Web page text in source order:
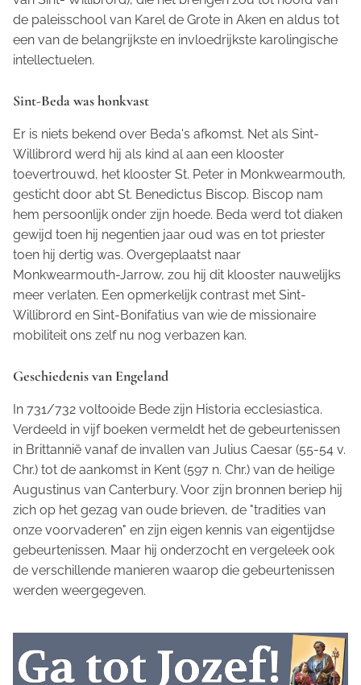
de paleisschool van Karel de Grote in Aken en aldus tot
een van de belangrijkste en invloedrijkste karolingische
intellectuelen.
Sint-Beda was honkvast
Er is niets bekend over Beda's afkomst. Net als Sint-
Willibrord werd hij als kind al aan een klooster
toevertrouwd, het klooster St. Peter in Monkwearmouth,
gesticht door abt St. Benedictus Biscop. Biscop nam
hem persoonlijk onder zijn hoede. Beda werd tot diaken
gewijd toen hij negentien jaar oud was en tot priester
toen hij dertig was. Overgeplaatst naar
Monkwearmouth-Jarrow, zou hij dit klooster nauwelijks
meer verlaten. Een opmerkelijk contrast met Sint-
Willibrord en Sint-Bonifatius van wie de missionaire
mobiliteit ons zelf nu nog verbazen kan.
Geschiedenis van Engeland
In 731/732 voltooide Bede zijn Historia ecclesiastica.
Verdeeld in vijf boeken vermeldt het de gebeurtenissen
in Brittannië vanaf de invallen van Julius Caesar (55-54 v.
Chr.) tot de aankomst in Kent (597 n. Chr.) van de heilige
Augustinus van Canterbury. Voor zijn bronnen beriep hij
zich op het gezag van oude brieven, de "tradities van
onze voorvaderen" en zijn eigen kennis van eigentijdse
gebeurtenissen. Maar hij onderzocht en vergeleek ook
de verschillende manieren waarop die gebeurtenissen
werden weergegeven.